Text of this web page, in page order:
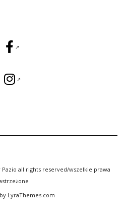
Pazio all rights reserved/wszelkie prawa
by LyraThemes.com